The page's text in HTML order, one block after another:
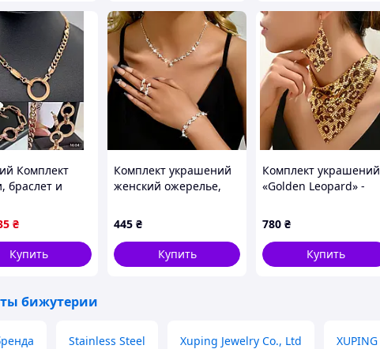
Комплект
браслет и
золота
Steel,
₴
Купить
Комплект украшений
женский ожерелье,
2414
445 ₴
Купить
Комплект украшений
«Golden Leopard» -
золотистом
леопардовом дизайне
780 ₴
Купить
бижутерии
Stainless Steel Xuping Jewelry Co., Ltd XUPING